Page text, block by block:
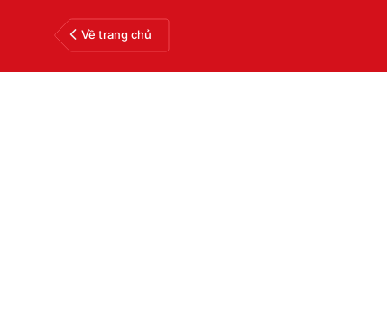
Về trang chủ